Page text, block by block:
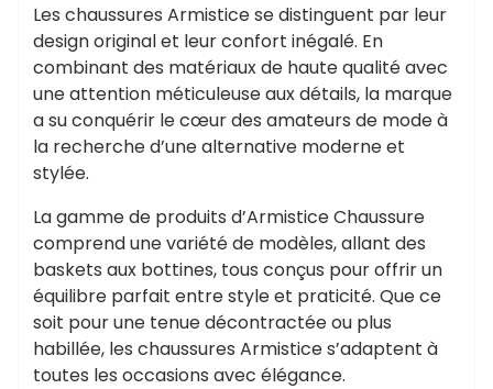
Les chaussures Armistice se distinguent par leur
design original et leur confort inégalé. En
combinant des matériaux de haute qualité avec
une attention méticuleuse aux détails, la marque
a su conquérir le cœur des amateurs de mode à
la recherche d’une alternative moderne et
stylée.
La gamme de produits d’Armistice Chaussure
comprend une variété de modèles, allant des
baskets aux bottines, tous conçus pour offrir un
équilibre parfait entre style et praticité. Que ce
soit pour une tenue décontractée ou plus
habillée, les chaussures Armistice s’adaptent à
toutes les occasions avec élégance.